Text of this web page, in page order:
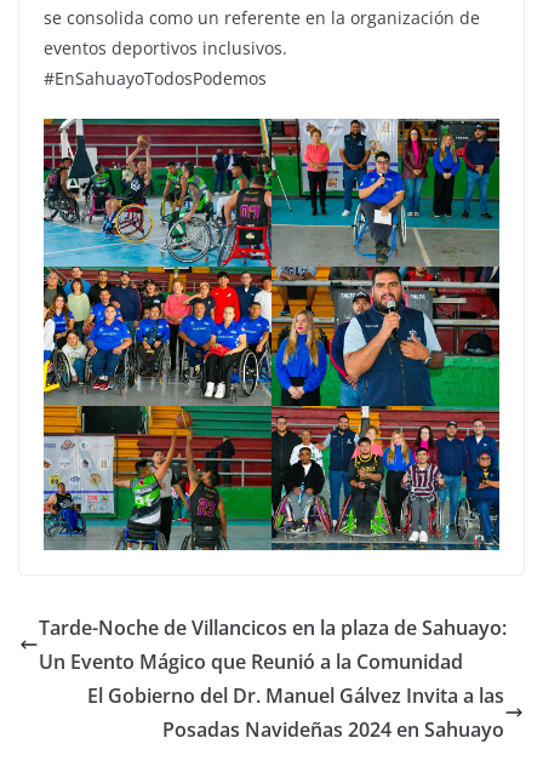
se consolida como un referente en la organización de
eventos deportivos inclusivos.
#EnSahuayoTodosPodemos
Tarde-Noche de Villancicos en la plaza de Sahuayo:
Un Evento Mágico que Reunió a la Comunidad
El Gobierno del Dr. Manuel Gálvez Invita a las
Posadas Navideñas 2024 en Sahuayo